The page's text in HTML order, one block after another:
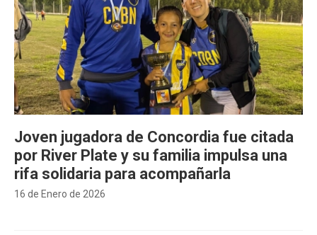
16 de Enero de 2026
Joven jugadora de Concordia fue citada
por River Plate y su familia impulsa una
rifa solidaria para acompañarla